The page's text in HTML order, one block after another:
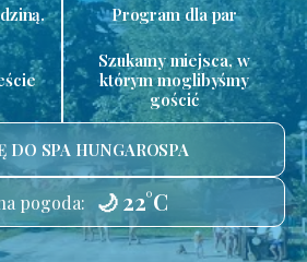
Program dla par
Szukamy miejsca, w
którym moglibyśmy
gościć
DO SPA HUNGAROSPA
pogoda: 🌙 22°C